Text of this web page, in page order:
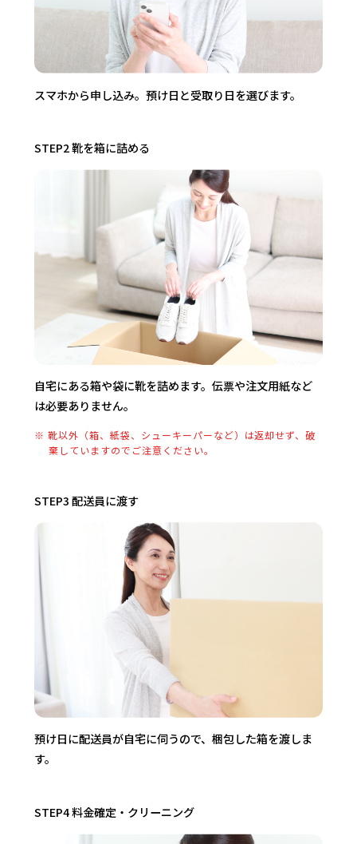
スマホから申し込み。預け日と受取り日を選びます。
STEP2 靴を箱に詰める
自宅にある箱や袋に靴を詰めます。伝票や注文用紙など
は必要ありません。
※ 靴以外（箱、紙袋、シューキーパーなど）は返却せず、破
棄していますのでご注意ください。
STEP3 配送員に渡す
預け日に配送員が自宅に伺うので、梱包した箱を渡しま
す。
STEP4 料金確定・クリーニング